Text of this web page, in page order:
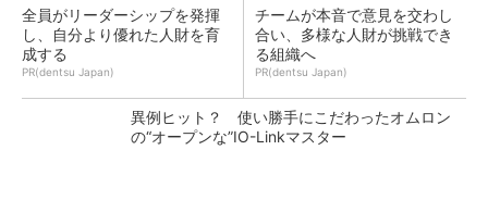
全員がリーダーシップを発揮
し、自分より優れた人財を育
成する
PR(dentsu Japan)
チームが本音で意見を交わし
合い、多様な人財が挑戦でき
る組織へ
PR(dentsu Japan)
異例ヒット？ 使い勝手にこだわったオムロン
の“オープンな”IO-Linkマスター